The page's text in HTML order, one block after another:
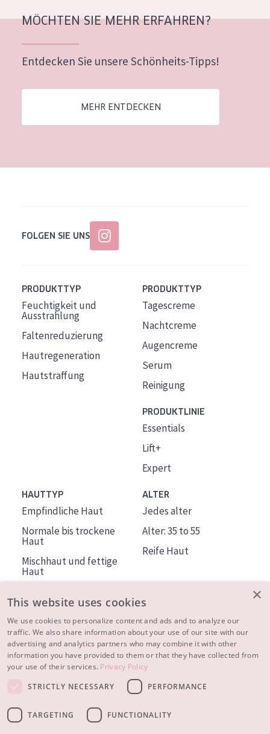
MÖCHTEN SIE MEHR ERFAHREN?
Entdecken Sie unsere Schönheits-Tipps!
MEHR ENTDECKEN
FOLGEN SIE UNS
PRODUKTTYP
Feuchtigkeit und
Ausstrahlung
Faltenreduzierung
Hautregeneration
Hautstraffung
PRODUKTTYP
Tagescreme
Nachtcreme
Augencreme
Serum
Reinigung
PRODUKTLINIE
Essentials
Lift+
Expert
HAUTTYP
Empfindliche Haut
Normale bis trockene
Haut
Mischhaut und fettige
Haut
Haut
ALTER
Jedes alter
Alter: 35 to 55
Reife Haut
ÜBER DIADERMINE
Mehr über uns
Inspiration
×
This website uses cookies
We use cookies to personalize content and ads and to analyze our
traffic. We also share information about your use of our site with our
advertising and analytics partners who may combine it with other
information you have provided to them or that they have collected from
your use of their services. Privacy Policy
STRICTLY NECESSARY
PERFORMANCE
TARGETING FUNCTIONALITY